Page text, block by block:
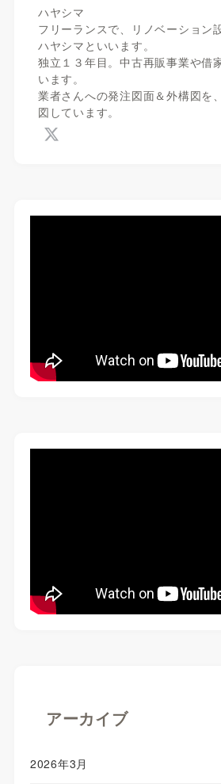
ハヤシマ
フリーランスで、リノベーション
ハヤシマといいます。
独立１３年目。中古再販事業や借
います。
業者さんへの発注図面＆外構図を
図しています。
アーカイブ
2026年3月